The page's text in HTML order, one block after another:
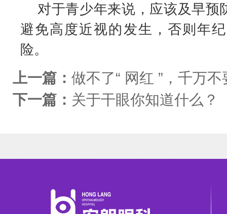
对于青少年来说，应该及早预
避免高度近视的发生，否则年
险。
上一篇： 做不了“ 网红 ”，千万不
下一篇： 关于干眼你知道什么？